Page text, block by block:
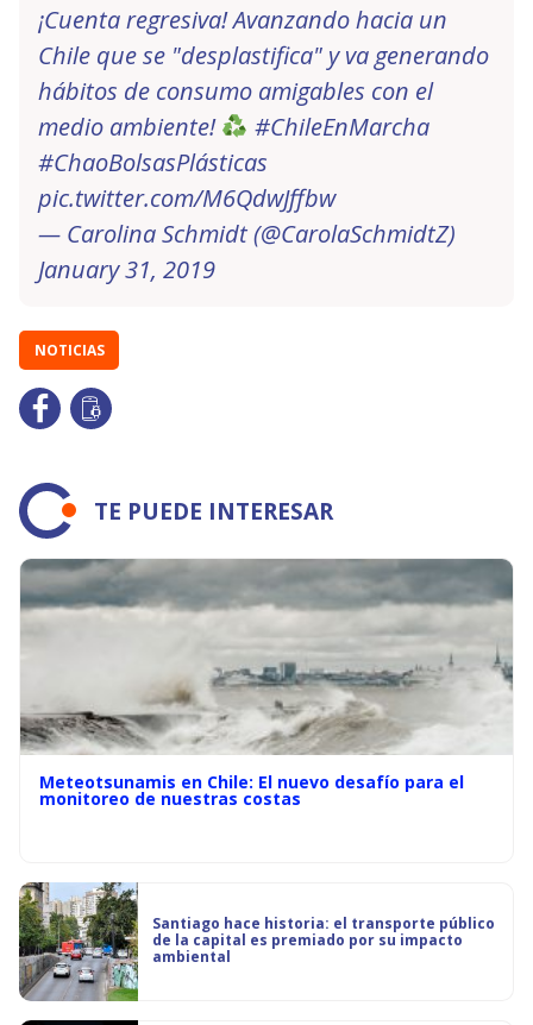
¡Cuenta regresiva! Avanzando hacia un
Chile que se "desplastifica" y va generando
hábitos de consumo amigables con el
medio ambiente!
#ChileEnMarcha
#ChaoBolsasPlásticas
pic.twitter.com/M6QdwJffbw
— Carolina Schmidt (@CarolaSchmidtZ)
January 31, 2019
NOTICIAS
TE PUEDE INTERESAR
Meteotsunamis en Chile: El nuevo desafío para el
monitoreo de nuestras costas
Santiago hace historia: el transporte público
de la capital es premiado por su impacto
ambiental